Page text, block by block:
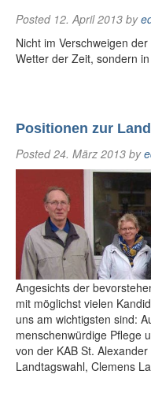
Posted 12. April 2013 by
Nicht im Verschweigen
Wetter der Zeit, sondern
Positionen zur
Posted24. März 2013 by
Angesichts der
mit möglichst vielen
uns am wichtigsten sind:
menschenwürdige Pflege
von der KAB St.
Landtagswahl, Clemens